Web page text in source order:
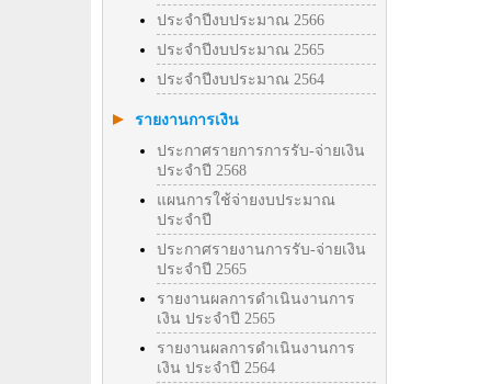
ประจำปีงบประมาณ 2566
ประจำปีงบประมาณ 2565
ประจำปีงบประมาณ 2564
รายงานการเงิน
ประกาศรายการการรับ-จ่ายเงิน
ประจำปี 2568
แผนการใช้จ่ายงบประมาณ
ประจำปี
ประกาศรายงานการรับ-จ่ายเงิน
ประจำปี 2565
รายงานผลการดำเนินงานการ
เงิน ประจำปี 2565
รายงานผลการดำเนินงานการ
เงิน ประจำปี 2564